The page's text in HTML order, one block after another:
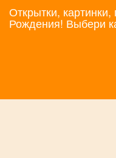
Открытки,
Рождения! Выбери